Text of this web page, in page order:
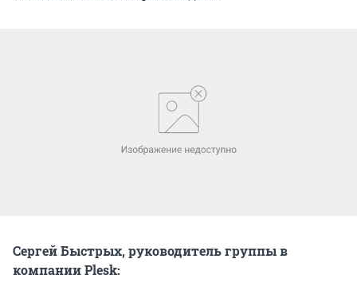
Сергей Быстрых, руководитель группы в
компании Plesk: